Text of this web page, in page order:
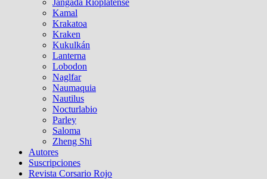
Jangada Rioplatense
Kamal
Krakatoa
Kraken
Kukulkán
Lanterna
Lobodon
Naglfar
Naumaquia
Nautilus
Nocturlabio
Parley
Saloma
Zheng Shi
Autores
Suscripciones
Revista Corsario Rojo